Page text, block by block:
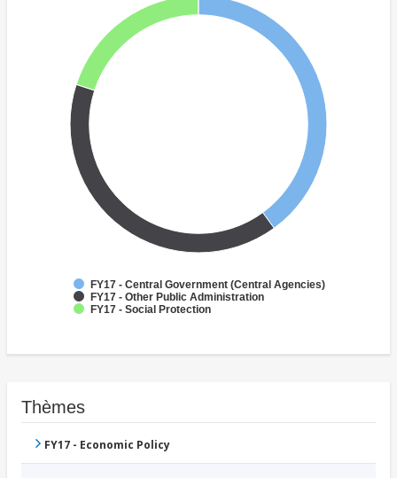
FY17 - Central Government (Central Agencies)
FY17 - Other Public Administration
FY17 - Social Protection
Thèmes
FY17 - Economic Policy